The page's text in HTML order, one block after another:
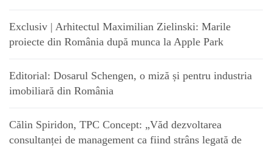
Exclusiv | Arhitectul Maximilian Zielinski: Marile
proiecte din România după munca la Apple Park
Editorial: Dosarul Schengen, o miză și pentru industria
imobiliară din România
Călin Spiridon, TPC Concept: „Văd dezvoltarea
consultanței de management ca fiind strâns legată de